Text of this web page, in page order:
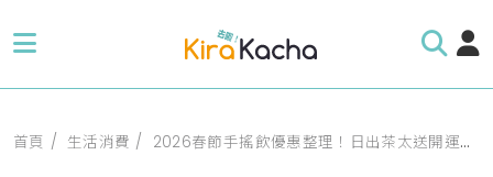
首頁 生活消費 2026春節手搖飲優惠整理！日出茶太送開運小馬吊飾，翰林茶館推復古茄芷袋